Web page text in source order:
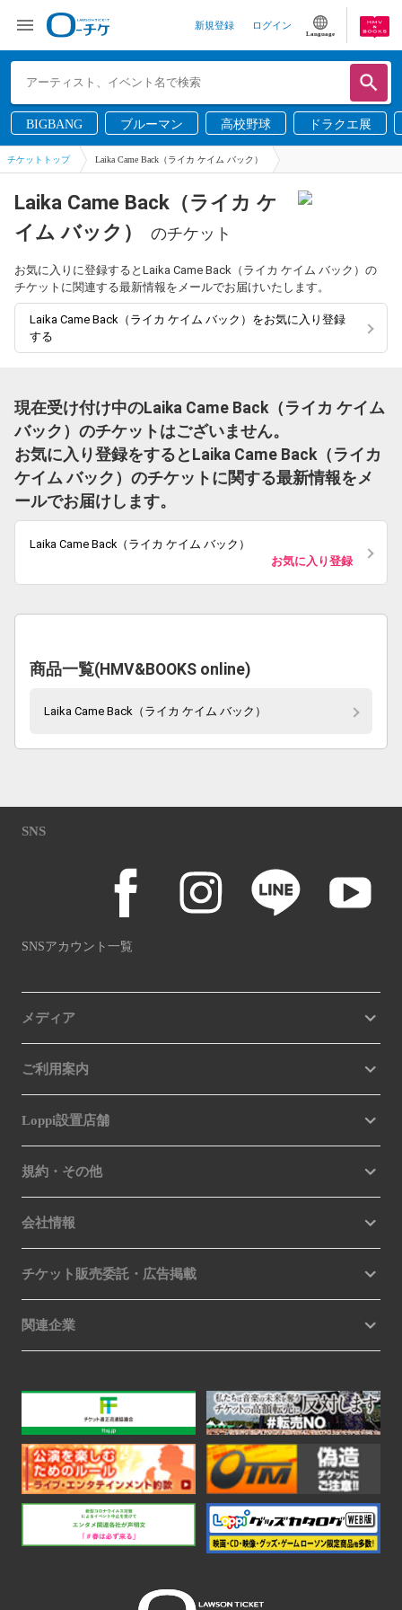
新規登録 ログイン
Language
BIGBANG ブルーマン 高校野球 ドラクエ展
チケットトップ Laika Came Back（ライカ ケイム バック）
Laika Came Back（ライカ ケ
イム バック）
のチケット
お気に入りに登録するとLaika Came Back（ライカ ケイム バック）の
チケットに関連する最新情報をメールでお届けいたします。
Laika Came Back（ライカ ケイム バック）をお気に入り登録
する
現在受け付け中のLaika Came Back（ライカ ケイム
バック）のチケットはございません。
お気に入り登録をするとLaika Came Back（ライカ
ケイム バック）のチケットに関する最新情報をメ
ールでお届けします。
Laika Came Back（ライカ ケイム バック）
お気に入り登録
商品一覧(HMV&BOOKS online)
Laika Came Back（ライカ ケイム バック）
SNS
SNSアカウント一覧
メディア
ご利用案内
Loppi設置店舗
規約・その他
会社情報
チケット販売委託・広告掲載
関連企業